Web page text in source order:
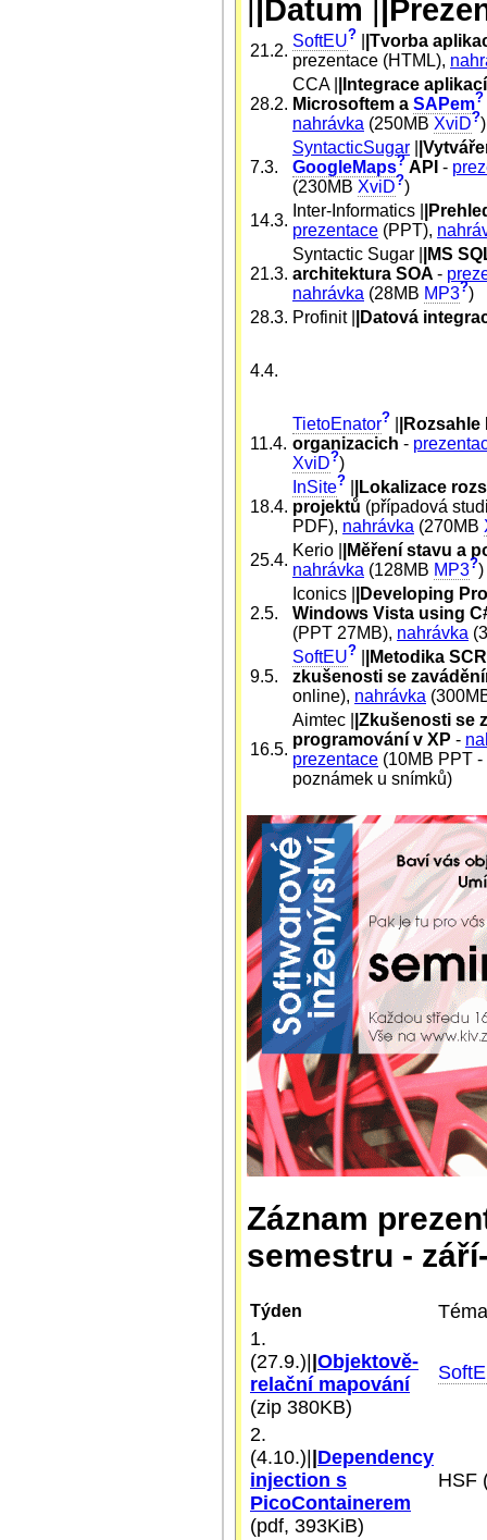
|Datum
21.2.
SoftEU?
|Tvorba
prezentace (HTML),
28.2.
CCA |
|Integrace
Microsoftem a SAPem?
nahrávka (250MB XviD?)
7.3.
SyntacticSugar
GoogleMaps? API -
(230MB XviD?)
14.3.
Inter-Informatics |
prezentace (PPT),
21.3.
Syntactic Sugar |
|MS
architektura SOA -
nahrávka (28MB MP3?)
28.3. Profinit | |Datová
4.4.
11.4.
TietoEnator?
organizacich -
XviD?)
18.4.
InSite?
|Lokalizace
projektů (případová
PDF), nahrávka (270MB
25.4.
Kerio |
|Měření stavu a
nahrávka (128MB MP3?)
2.5.
Iconics |
|Developing
Windows Vista using
(PPT 27MB), nahrávka
9.5.
SoftEU?
|Metodika
zkušenosti se
online), nahrávka
16.5.
Aimtec |
|Zkušenosti se
programování v XP -
prezentace (10MB PPT
poznámek u snímků)
Záznam
semestru -
Týden
Téma
1.
(27.9.)||Objektově-
relační mapování
(zip 380KB)
2.
(4.10.)||Dependency
injection s
PicoContainerem
(pdf, 393KiB)
HSF